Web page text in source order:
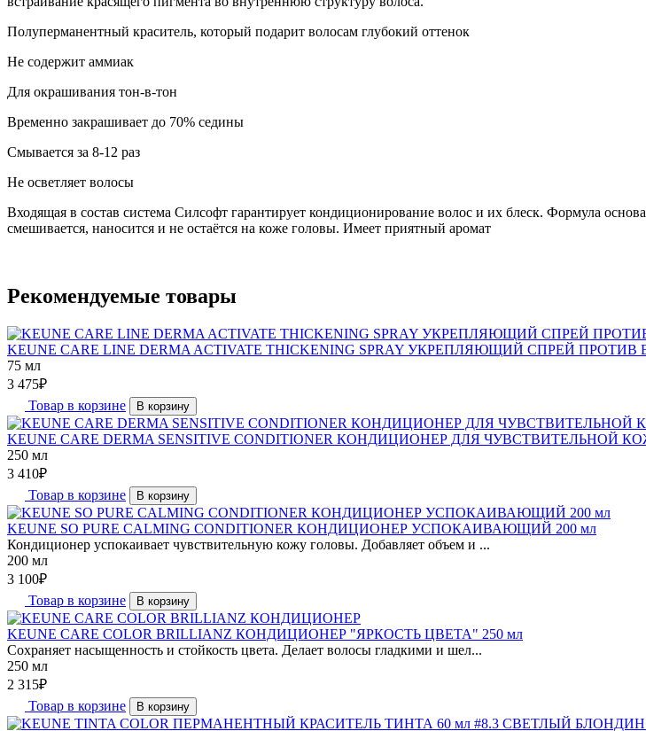
Полуперманентный краситель, который подарит волосам глубокий оттенок
Не содержит аммиак
Для окрашивания тон-в-тон
Временно закрашивает до 70% седины
Смывается за 8-12 раз
Не осветляет волосы
Входящая в состав система Силсофт гарантирует кондиционирование волос и их блеск. Формула
смешивается, наносится и не остаётся на коже головы. Имеет приятный аромат
Рекомендуемые товары
KEUNE CARE LINE DERMA ACTIVATE THICKENING SPRAY УКРЕПЛЯЮЩИЙ СПРЕЙ
75 мл
3 475₽
Товар в корзине
В корзину
KEUNE CARE DERMA SENSITIVE CONDITIONER КОНДИЦИОНЕР ДЛЯ ЧУВСТВИТЕЛЬНОЙ
250 мл
3 410₽
Товар в корзине
В корзину
KEUNE SO PURE CALMING CONDITIONER КОНДИЦИОНЕР УСПОКАИВАЮЩИЙ 200 мл
Кондиционер успокаивает чувствительную кожу головы. Добавляет объем и ...
200 мл
3 100₽
Товар в корзине
В корзину
KEUNE CARE COLOR BRILLIANZ КОНДИЦИОНЕР "ЯРКОСТЬ ЦВЕТА" 250 мл
Сохраняет насыщенность и стойкость цвета. Делает волосы гладкими и шел...
250 мл
2 315₽
Товар в корзине
В корзину